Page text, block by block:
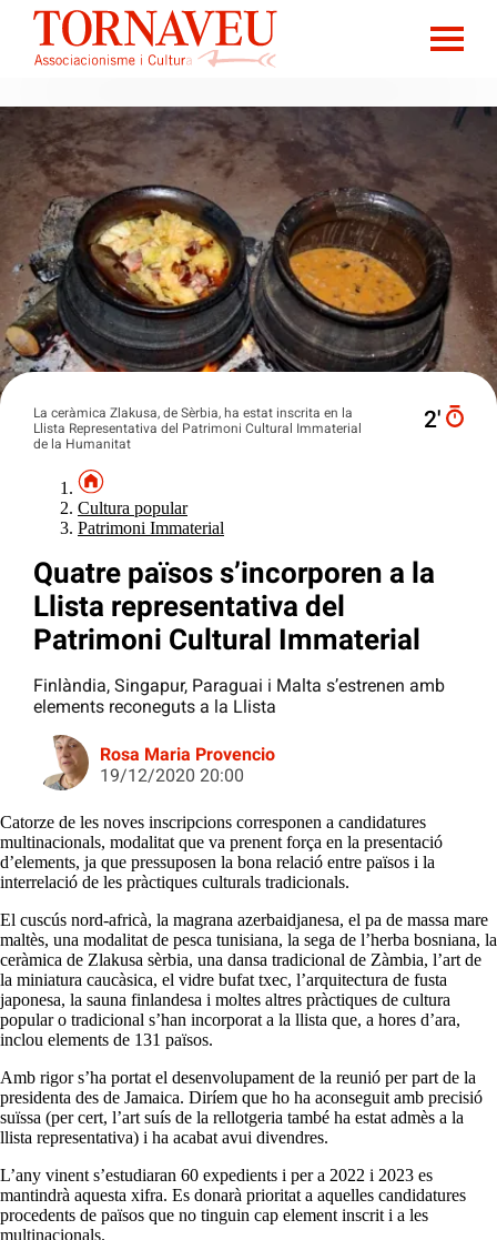
La ceràmica Zlakusa, de Sèrbia, ha estat inscrita en la
Llista Representativa del Patrimoni Cultural Immaterial
de la Humanitat
2′
Cultura popular
Patrimoni Immaterial
Quatre països s’incorporen a la
Llista representativa del
Patrimoni Cultural Immaterial
Finlàndia, Singapur, Paraguai i Malta s’estrenen amb
elements reconeguts a la Llista
Rosa Maria Provencio
19/12/2020 20:00
Catorze de les noves inscripcions corresponen a candidatures
multinacionals, modalitat que va prenent força en la presentació
d’elements, ja que pressuposen la bona relació entre països i la
interrelació de les pràctiques culturals tradicionals.
El cuscús nord-africà, la magrana azerbaidjanesa, el pa de massa mare
maltès, una modalitat de pesca tunisiana, la sega de l’herba bosniana, la
ceràmica de Zlakusa sèrbia, una dansa tradicional de Zàmbia, l’art de
la miniatura caucàsica, el vidre bufat txec, l’arquitectura de fusta
japonesa, la sauna finlandesa i moltes altres pràctiques de cultura
popular o tradicional s’han incorporat a la llista que, a hores d’ara,
inclou elements de 131 països.
Amb rigor s’ha portat el desenvolupament de la reunió per part de la
presidenta des de Jamaica. Diríem que ho ha aconseguit amb precisió
suïssa (per cert, l’art suís de la rellotgeria també ha estat admès a la
llista representativa) i ha acabat avui divendres.
L’any vinent s’estudiaran 60 expedients i per a 2022 i 2023 es
mantindrà aquesta xifra. Es donarà prioritat a aquelles candidatures
procedents de països que no tinguin cap element inscrit i a les
multinacionals.